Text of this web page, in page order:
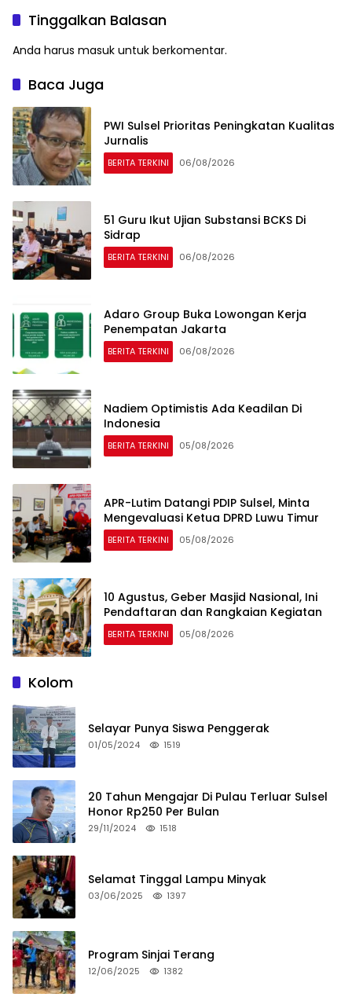
Tinggalkan Balasan
Anda harus masuk untuk berkomentar.
Baca Juga
PWI Sulsel Prioritas Peningkatan Kualitas
Jurnalis
BERITA TERKINI 06/08/2026
51 Guru Ikut Ujian Substansi BCKS Di
Sidrap
BERITA TERKINI 06/08/2026
Adaro Group Buka Lowongan Kerja
Penempatan Jakarta
BERITA TERKINI 06/08/2026
Nadiem Optimistis Ada Keadilan Di
Indonesia
BERITA TERKINI 05/08/2026
APR-Lutim Datangi PDIP Sulsel, Minta
Mengevaluasi Ketua DPRD Luwu Timur
BERITA TERKINI 05/08/2026
10 Agustus, Geber Masjid Nasional, Ini
Pendaftaran dan Rangkaian Kegiatan
BERITA TERKINI 05/08/2026
Kolom
Selayar Punya Siswa Penggerak
01/05/2024 1519
20 Tahun Mengajar Di Pulau Terluar Sulsel
Honor Rp250 Per Bulan
29/11/2024 1518
Selamat Tinggal Lampu Minyak
03/06/2025 1397
Program Sinjai Terang
12/06/2025 1382